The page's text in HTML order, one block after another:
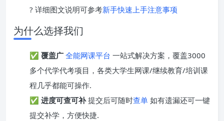
? 详细图文说明可参考新手快速上手注意事项
为什么选择我们
✅ 覆盖广 全能网课平台 一站式解决方案，覆盖3000
多个代学代考项目，各类大学生网课/继续教育/培训课
程几乎都能可操作.
✅ 进度可查可补提交后可随时查单 如有遗漏还可一键
提交补学，方便快捷.